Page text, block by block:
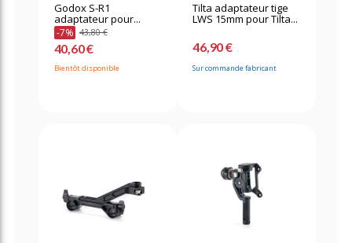
Godox S-R1
adaptateur pour...
-7% 43,80 €
40,60 €
Bientôt disponible
Tilta adaptateur tige
LWS 15mm pour Tilta...
46,90 €
Sur commande fabricant